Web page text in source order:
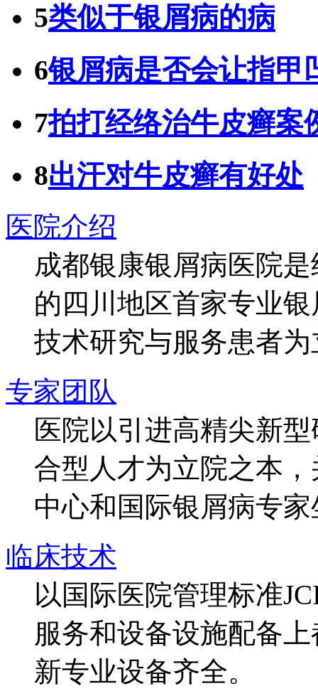
5类似于银屑病的病
6银屑病是否会让指甲
7拍打经络治牛皮癣案
8出汗对牛皮癣有好处
医院介绍
成都银康银屑病医院
的四川地区首家专业
技术研究与服务患者
专家团队
医院以引进高精尖新
合型人才为立院之本
中心和国际银屑病专
临床技术
以国际医院管理标准
服务和设备设施配备
新专业设备齐全。